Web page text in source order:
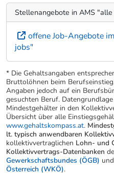
Stellenangebote in AMS "alle
offene Job-Angebote
jobs"
* Die Gehaltsangaben
Bruttolöhnen beim
Angaben jedoch auf ein
gesuchten Beruf.
Mindestgehälter in den
Übersicht über alle
www.gehaltskompass.at.
lt. typisch anwendbaren
kollektivvertraglichen Lohn- und
Kollektivvertrags-Datenbanken
Gewerkschaftsbundes (ÖGB)
Österreich (WKÖ).